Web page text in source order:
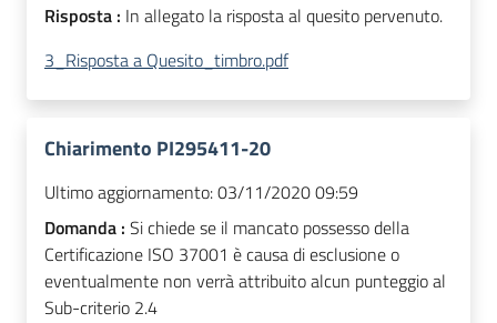
Risposta : In allegato la risposta al quesito pervenuto.
3_Risposta a Quesito_timbro.pdf
Chiarimento PI295411-20
Ultimo aggiornamento:03/11/2020 09:59
Domanda : Si chiede se il mancato possesso della
Certificazione ISO 37001 è causa di esclusione o
eventualmente non verrà attribuito alcun punteggio al
Sub-criterio 2.4